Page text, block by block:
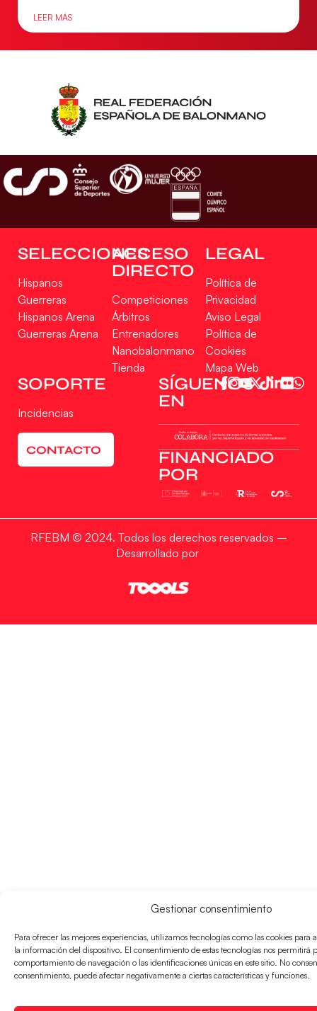
Gestionar consentimiento
Para ofrecer las mejores experiencias, utilizamos tecnologías como las cookies para
la información del dispositivo. El consentimiento de estas tecnologías nos permitirá
comportamiento de navegación o las identificaciones únicas en este sitio. No
consentimiento, puede afectar negativamente a ciertas características y funciones.
LEER MÁS
SELECCIONES
Hispanos
Guerreras
Hispanos Arena
Guerreras Arena
ACCESO
DIRECTO
Competiciones
Árbitros
Entrenadores
Nanobalonmano
Tienda
LEGAL
Política de
Privacidad
Aviso Legal
Política de
Cookies
Mapa Web
SOPORTE
Incidencias
CONTACTO
SÍGUENOS
EN
FINANCIADO
POR
RFEBM © 2024. Todos los derechos reservados –
Desarrollado por